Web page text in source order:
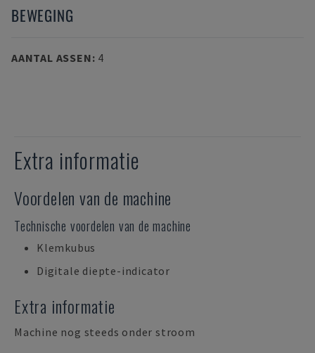
BEWEGING
AANTAL ASSEN: 4
Extra informatie
Voordelen van de machine
Technische voordelen van de machine
Klemkubus
Digitale diepte-indicator
Extra informatie
Machine nog steeds onder stroom